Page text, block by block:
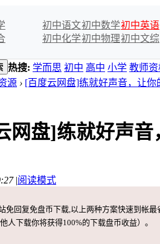
初中语文初中数学初中英语
初中化学初中物理初中文综
热搜: 学而思 初中 高中 小学 教师资
源 › [百度云网盘]练就好声音，让
网盘]练就好声音
|阅读模式
免回复免盘币下载,以上两种方案快速到帐最
人下载你将获得100%的下载盘币收益）。